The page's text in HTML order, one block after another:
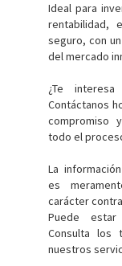
Ideal para
rentabilidad,
seguro, con
del mercado
¿Te
Contáctanos
compromiso
todo el
La
es
carácter
Puede estar
Consulta los
nuestros